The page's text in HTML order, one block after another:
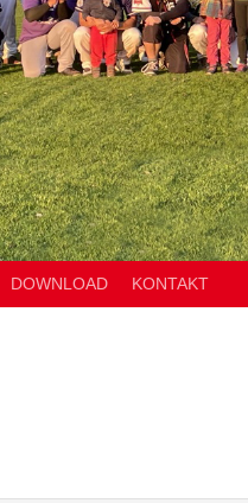
DOWNLOAD KONTAKT